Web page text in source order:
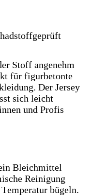
Stoff angenehm
für figurbetonte
Der Jersey
sich leicht
und Profis
Bleichmittel
Reinigung
bügeln.